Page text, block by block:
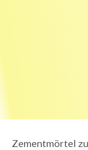
Zementmörtel